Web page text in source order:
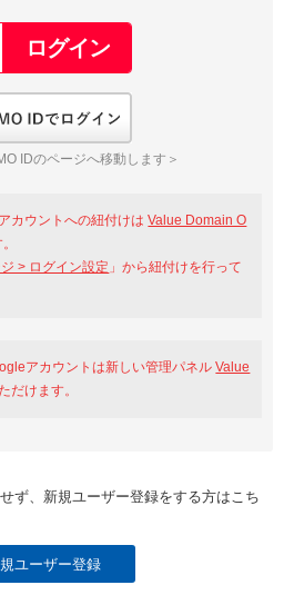
Amazon
Domain Oneのログイン画面へ遷移します
でも登録可能
Yahoo!
IDのページへ移動します＞
カウントへの紐付けはValue Domain O
> ログイン設定 」から紐付けを行って
アカウントは新しい管理パネルValue
だけます。
ず、新規ユーザー登録をする方はこち
ユーザー登録